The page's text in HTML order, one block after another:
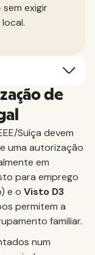
exigir
de
Suíça devem
uma autorização
em
para emprego
e o Visto D3
permitem a
familiar.
num